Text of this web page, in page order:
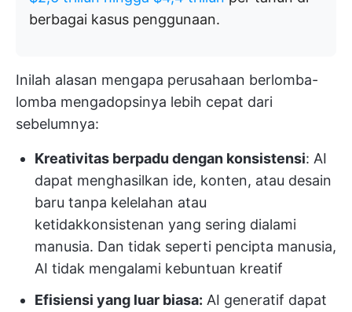
berbagai kasus penggunaan.
Inilah alasan mengapa perusahaan berlomba-
lomba mengadopsinya lebih cepat dari
sebelumnya:
Kreativitas berpadu dengan konsistensi: AI
dapat menghasilkan ide, konten, atau desain
baru tanpa kelelahan atau
ketidakkonsistenan yang sering dialami
manusia. Dan tidak seperti pencipta manusia,
AI tidak mengalami kebuntuan kreatif
Efisiensi yang luar biasa: AI generatif dapat